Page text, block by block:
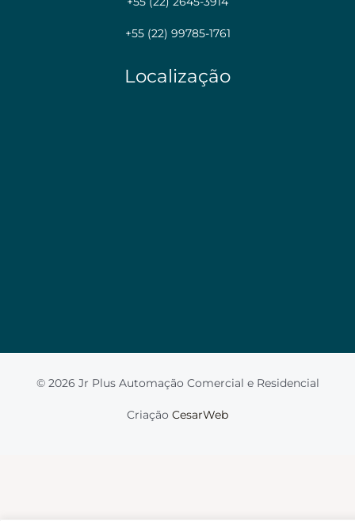
Não aceito
Aceito
+55 (22) 99785-1761
Localização
© 2026 Jr Plus Automação Comercial e Residencial
Criação CesarWeb
Fale Conosco